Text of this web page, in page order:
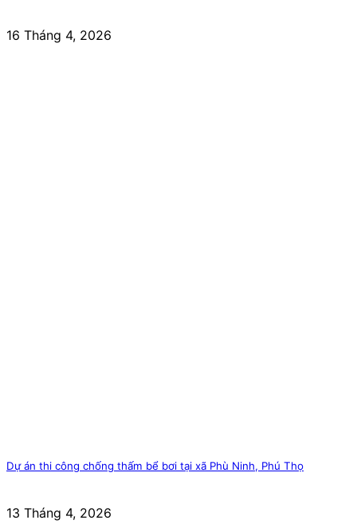
16 Tháng 4, 2026
Dự án thi công chống thấm bể bơi tại xã Phù Ninh, Phú Thọ
13 Tháng 4, 2026